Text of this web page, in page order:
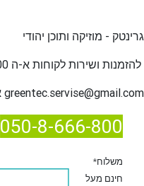
גרינטק - מוזיקה ותוכן יהודי
להזמנות ו
greentec.servise@gmail.com
050-8-666-800
*משלוח
חינם מעל